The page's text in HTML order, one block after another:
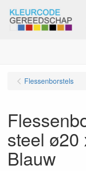
Flessenborstels
steel ø20
Blauw